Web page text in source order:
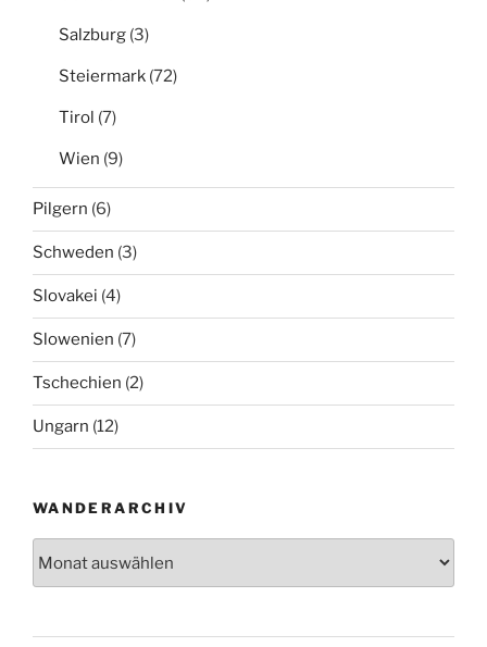
Salzburg (3)
Steiermark (72)
Tirol (7)
Wien (9)
Pilgern (6)
Schweden (3)
Slovakei (4)
Slowenien (7)
Tschechien (2)
Ungarn (12)
WANDERARCHIV